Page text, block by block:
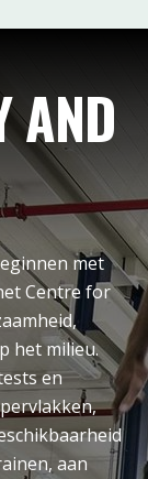
AND
met
Centre for
het milieu.
en
aan